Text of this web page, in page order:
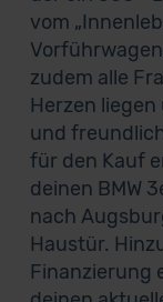
vom
zudem alle
Herzen
und
für den Kauf
deinen BMW
nach
Haustür.
Finanzierung